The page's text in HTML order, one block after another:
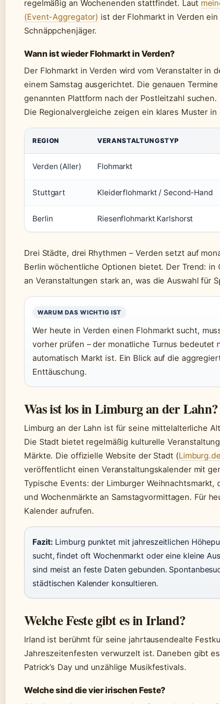
regelmäßig an Wochenenden stattfindet. Laut
(Event-Aggregator) ist der Flohmarkt in Verden
Schnäppchenjäger.
Wann ist wieder Flohmarkt in Verden?
Der Flohmarkt in Verden wird vom Veranstalter in
einem Samstag ausgerichtet. Die genauen
genannten Plattform nach der Postleitzahl suchen.
Die Regionalvergleiche zeigen ein klares Muster
REGION VERANSTALTUNGSTYP
Verden (Aller) Flohmarkt
Stuttgart Kleiderflohmarkt / Second-Hand
Berlin Riesenflohmarkt Karlshorst
Drei Städte, drei Rhythmen – Verden setzt auf
Berlin wöchentliche Optionen bietet. Der Trend:
an Veranstaltungen stark an, was die Auswahl für
WARUM DAS WICHTIG IST
Wer heute in Verden einen Flohmarkt sucht,
vorher prüfen – der monatliche Turnus bedeutet
automatisch Markt ist. Ein Blick auf die
Enttäuschung.
Was ist los in Limburg an der Lahn?
Limburg an der Lahn ist für seine mittelalterliche
Die Stadt bietet regelmäßig kulturelle
Märkte. Die offizielle Website der Stadt (
veröffentlicht einen Veranstaltungskalender mit
Typische Events: der Limburger Weihnachtsmarkt,
und Wochenmärkte an Samstagvormittagen. Für
Kalender aufrufen.
Fazit: Limburg punktet mit jahreszeitlichen
sucht, findet oft Wochenmarkt oder eine kleine
sind meist an feste Daten gebunden.
städtischen Kalender konsultieren.
Welche Feste gibt es in Irland?
Irland ist berühmt für seine jahrtausendealte
Jahreszeitenfesten verwurzelt ist. Daneben gibt
Patrick’s Day und unzählige Musikfestivals.
Welche sind die vier irischen Feste?